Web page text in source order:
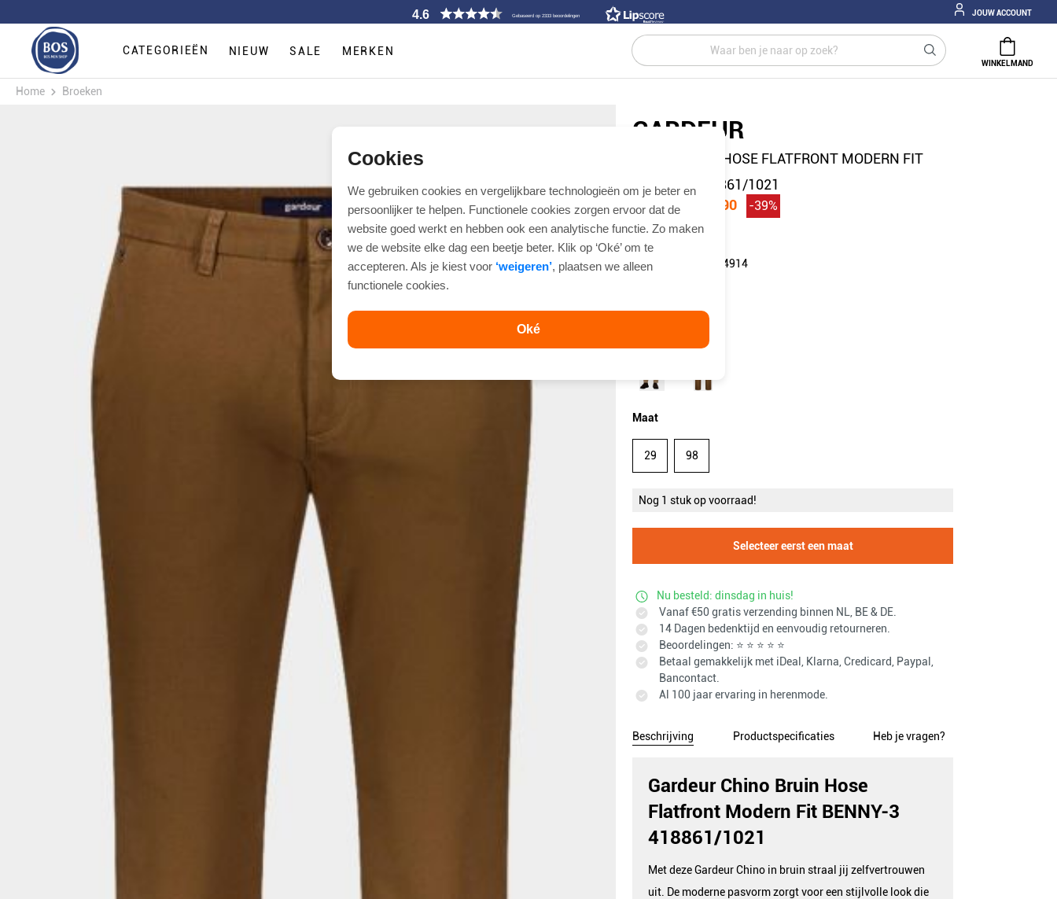
Cookies
We gebruiken cookies en vergelijkbare technologieën om je beter en
persoonlijker te helpen. Functionele cookies zorgen ervoor dat de
website goed werkt en hebben ook een analytische functie. Zo maken
we de website elke dag een beetje beter. Klik op ‘Oké’ om te
accepteren. Als je kiest voor ‘weigeren’, plaatsen we alleen
functionele cookies.
Oké
4.6 Gebaseerd op 2333 beoordelingen JOUW ACCOUNT
CATEGORIEËN NIEUW SALE MERKEN
WINKELMAND
Home Broeken
GARDEUR
CHINO BRUIN HOSE FLATFRONT MODERN FIT
BENNY-3 418861/1021
€ 129,95
€ 79,90 -39%
Artikelnummer: 194914
Maat
29 98
Nog 1 stuk op voorraad!
Selecteer eerst een maat
Nu besteld: dinsdag in huis!
Vanaf €50 gratis verzending binnen NL, BE & DE.
14 Dagen bedenktijd en eenvoudig retourneren.
Beoordelingen: ⭐ ⭐ ⭐ ⭐ ⭐
Betaal gemakkelijk met iDeal, Klarna, Credicard, Paypal,
Bancontact.
Al 100 jaar ervaring in herenmode.
Beschrijving Productspecificaties Heb je vragen?
Gardeur Chino Bruin Hose
Flatfront Modern Fit BENNY-3
418861/1021
Met deze Gardeur Chino in bruin straal jij zelfvertrouwen
uit. De moderne pasvorm zorgt voor een stijlvolle look die